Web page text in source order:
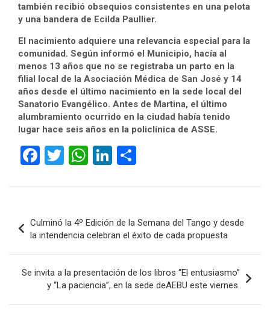
también recibió obsequios consistentes en una pelota
y una bandera de Ecilda Paullier.
El nacimiento adquiere una relevancia especial para la
comunidad. Según informó el Municipio, hacía al
menos 13 años que no se registraba un parto en la
filial local de la Asociación Médica de San José y 14
años desde el último nacimiento en la sede local del
Sanatorio Evangélico. Antes de Martina, el último
alumbramiento ocurrido en la ciudad había tenido
lugar hace seis años en la policlínica de ASSE.
F
ce
o
o
k
T
tt
W
at
A
p
p
Li
ke
n
m
ar
tir
de
entradas
Culminó la 4º Edición de la Semana del Tango y desde
la intendencia celebran el éxito de cada propuesta
Se invita a la presentación de los libros “El entusiasmo”
y “La paciencia”, en la sede deAEBU este viernes.